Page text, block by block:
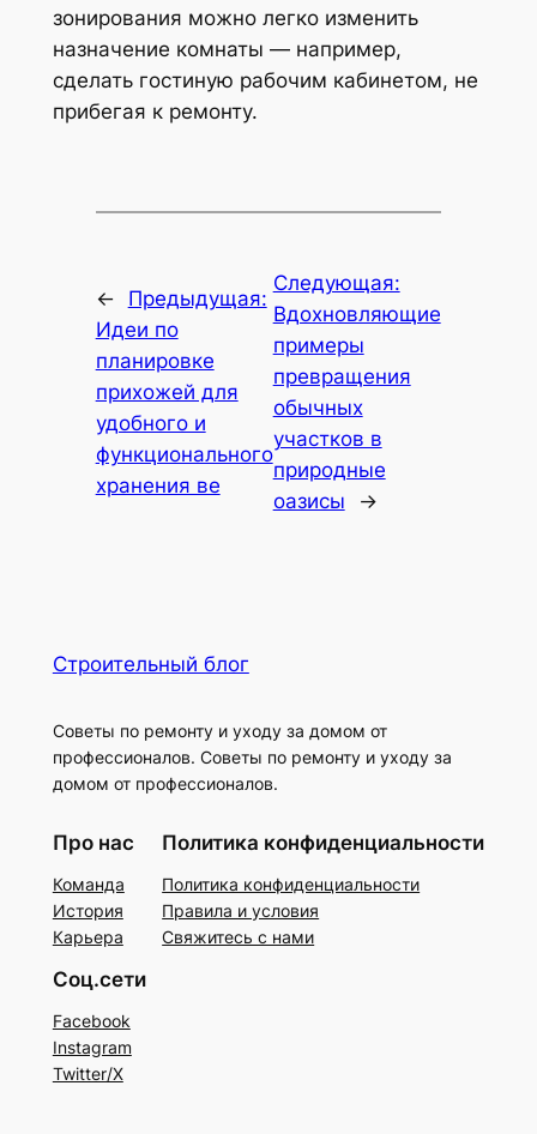
зонирования можно легко изменить
назначение комнаты — например,
сделать гостиную рабочим кабинетом, не
прибегая к ремонту.
←
Предыдущая:
Идеи по
планировке
прихожей для
удобного и
функционального
хранения ве
Следующая:
Вдохновляющие
примеры
превращения
обычных
участков в
природные
оазисы
→
Строительный блог
Советы по ремонту и уходу за домом от
профессионалов. Советы по ремонту и уходу за
домом от профессионалов.
Про нас
Команда
История
Карьера
Политика конфиденциальности
Политика конфиденциальности
Правила и условия
Свяжитесь с нами
Соц.сети
Facebook
Instagram
Twitter/X